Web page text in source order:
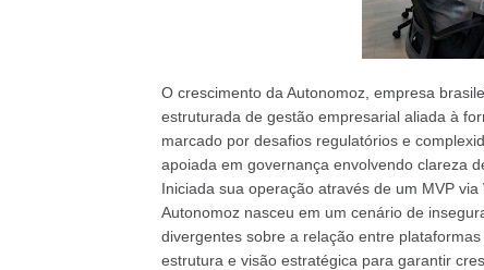
O crescimento da Autonomoz, empresa
estruturada de gestão empresarial aliada à
marcado por desafios regulatórios e
apoiada em governança envolvendo clareza
Iniciada sua operação através de um MVP
Autonomoz nasceu em um cenário de
divergentes sobre a relação entre
estrutura e visão estratégica para garantir